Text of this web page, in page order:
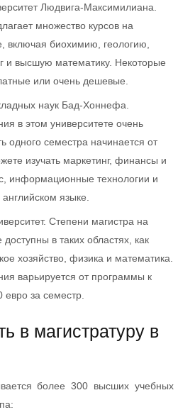
Людвига-Максимилиана.
множество курсов на
включая биохимию, геологию,
и высшую математику. Некоторые
или очень дешевые.
наук Бад-Хоннефа.
в этом университете очень
одного семестра начинается от
изучать маркетинг, финансы и
информационные технологии и
языке.
Степени магистра на
в таких областях, как
хозяйство, физика и математика.
варьируется от программы к
за семестр.
в магистратуру в
более 300 высших учебных